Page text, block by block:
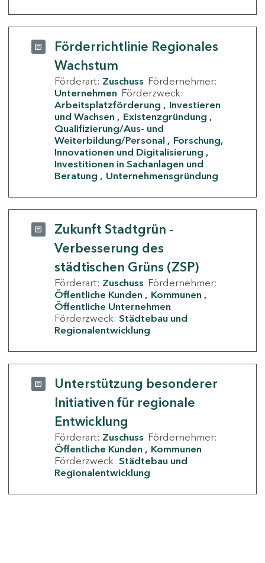
Förderrichtlinie Regionales
Wachstum
Förderart: Zuschuss Fördernehmer:
Unternehmen Förderzweck:
Arbeitsplatzförderung
Investieren
und Wachsen
Existenzgründung
Qualifizierung/Aus- und
Weiterbildung/Personal
Forschung,
Innovationen und Digitalisierung
Investitionen in Sachanlagen und
Beratung
Unternehmensgründung
Zukunft Stadtgrün -
Verbesserung des
städtischen Grüns (ZSP)
Förderart: Zuschuss Fördernehmer:
Öffentliche Kunden
Kommunen
Öffentliche Unternehmen
Förderzweck: Städtebau und
Regionalentwicklung
Unterstützung besonderer
Initiativen für regionale
Entwicklung
Förderart: Zuschuss Fördernehmer:
Öffentliche Kunden
Kommunen
Förderzweck: Städtebau und
Regionalentwicklung